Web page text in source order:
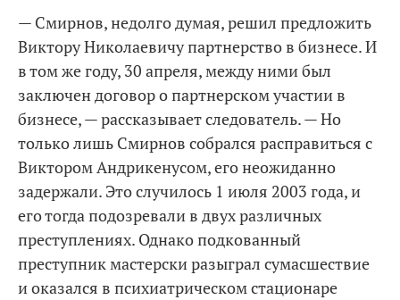
— Смирнов, недолго думая, решил предложить
Виктору Николаевичу партнерство в бизнесе. И
в том же году, 30 апреля, между ними был
заключен договор о партнерском участии в
бизнесе, — рассказывает следователь. — Но
только лишь Смирнов собрался расправиться с
Виктором Андрикенусом, его неожиданно
задержали. Это случилось 1 июля 2003 года, и
его тогда подозревали в двух различных
преступлениях. Однако подкованный
преступник мастерски разыграл сумасшествие
и оказался в психиатрическом стационаре